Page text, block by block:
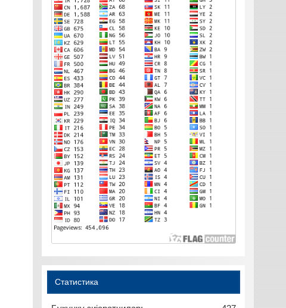
Статистика